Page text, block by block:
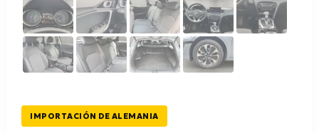
IMPORTACIÓN DE ALEMANIA